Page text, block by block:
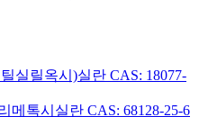
실릴옥시)실란 CAS: 18077-
메톡시실란 CAS: 68128-25-6